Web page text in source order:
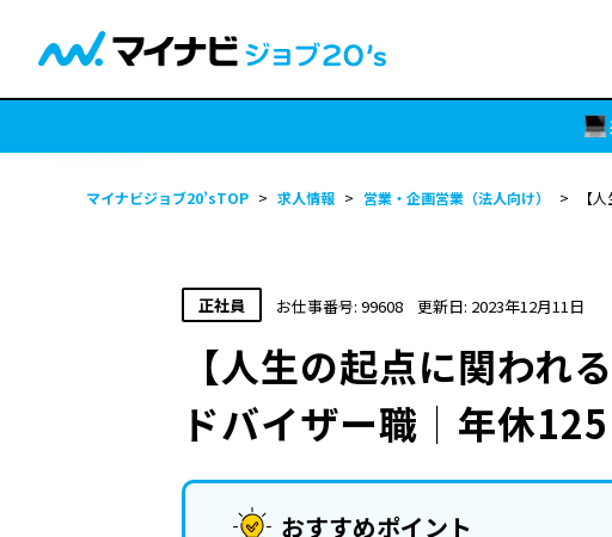
マイナビジョブ20’sTOP > 求人情報 > 営業・企画営業（法人向け） > 【
正社員 お仕事番号: 99608 更新日: 2023年12月11日
【人生の起点に関われ
ドバイザー職│年休
おすすめポイント